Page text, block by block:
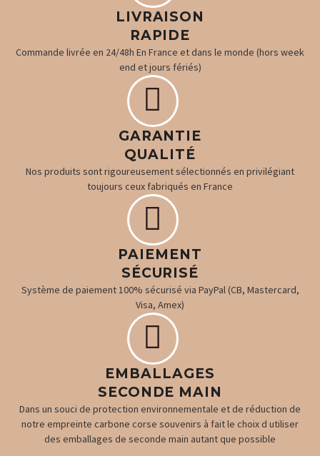
LIVRAISON
RAPIDE
Commande livrée en 24/48h En France et dans le monde (hors week
end et jours fériés)


GARANTIE
QUALITÉ
Nos produits sont rigoureusement sélectionnés en privilégiant
toujours ceux fabriqués en France


PAIEMENT
SÉCURISÉ
Système de paiement 100% sécurisé via PayPal (CB, Mastercard,
Visa, Amex)


EMBALLAGES
SECONDE MAIN
Dans un souci de protection environnementale et de réduction de
notre empreinte carbone corse souvenirs à fait le choix d utiliser
des emballages de seconde main autant que possible